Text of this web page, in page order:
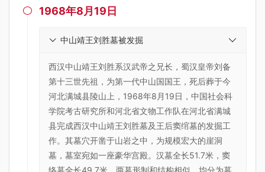
 1968年8月19日
中山靖王刘胜墓被发掘
西汉中山靖王刘胜系汉武帝之兄长，蜀汉皇帝刘备
第十三世先祖，为第一代中山国国王，死后葬于今
河北满城县陵山上，1968年8月19日，中国社会科
学院考古研究所和河北省文物工作队在河北省满城
县完成西汉中山靖王刘胜墓及王后窦绾墓的发掘工
作。其墓穴开凿于山岩之中，为规模宏大的崖洞
墓，墓室宛如一座豪华宫殿。汉墓全长51.7米，窦
络墓全长49.7米。两墓形制和结构相似，均分为墓